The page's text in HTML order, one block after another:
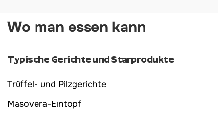
Wo man essen kann
Typische Gerichte und Starprodukte
Trüffel- und Pilzgerichte
Masovera-Eintopf